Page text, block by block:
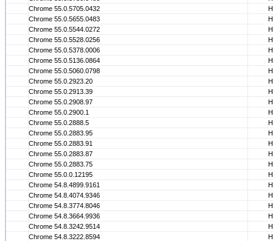
Chrome 55.0.5705.0432
Chrome 55.0.5655.0483
Chrome 55.0.5544.0272
Chrome 55.0.5528.0256
Chrome 55.0.5378.0006
Chrome 55.0.5136.0864
Chrome 55.0.5060.0798
Chrome 55.0.2923.20
Chrome 55.0.2913.39
Chrome 55.0.2908.97
Chrome 55.0.2900.1
Chrome 55.0.2888.5
Chrome 55.0.2883.95
Chrome 55.0.2883.91
Chrome 55.0.2883.87
Chrome 55.0.2883.75
Chrome 55.0.0.12195
Chrome 54.8.4899.9161
Chrome 54.8.4074.9346
Chrome 54.8.3774.8046
Chrome 54.8.3664.9936
Chrome 54.8.3242.9514
Chrome 54.8.3222.8594